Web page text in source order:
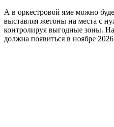
А в оркестровой яме можно
выставляя жетоны на места с
контролируя выгодные зоны. На
должна появиться в ноябре